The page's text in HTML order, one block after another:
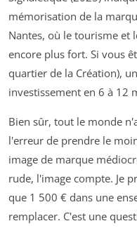
mémorisation de la
Nantes, où le tourisme et
encore plus fort. Si vous
quartier de la Création),
investissement en 6 à 12
Bien sûr, tout le monde
l'erreur de prendre le
image de marque
rude, l'image compte. Je
que 1 500 € dans une
remplacer. C'est une